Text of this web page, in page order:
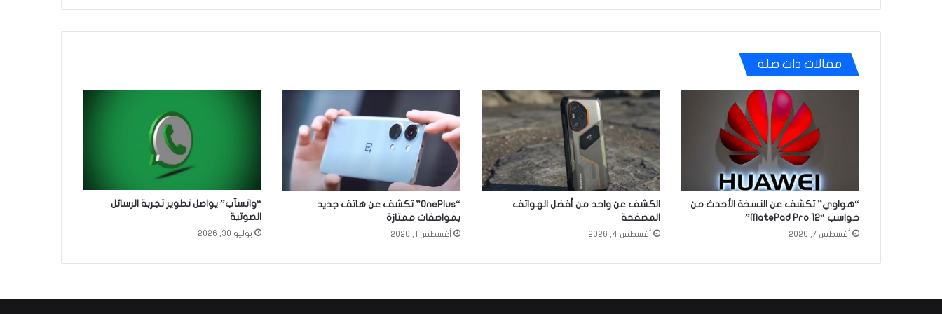
مقالات ذات صلة
“هواوي” تكشف عن النسخة الأحدث من
حواسب “MatePad Pro 12”
أغسطس 7, 2026
الكشف عن واحد من أفضل الهواتف
المصفحة
أغسطس 4, 2026
“OnePlus” تكشف عن هاتف جديد
بمواصفات ممتازة
أغسطس 1, 2026
“واتسآب” يواصل تطوير تجربة الرسائل
الصوتية
يوليو 30, 2026